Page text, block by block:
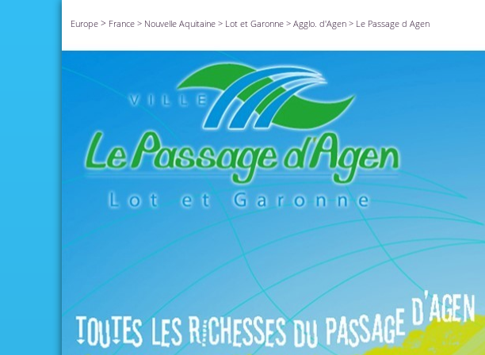
Europe > France > Nouvelle Aquitaine > Lot et Garonne > Agglo. d'Agen > Le Passage d Agen